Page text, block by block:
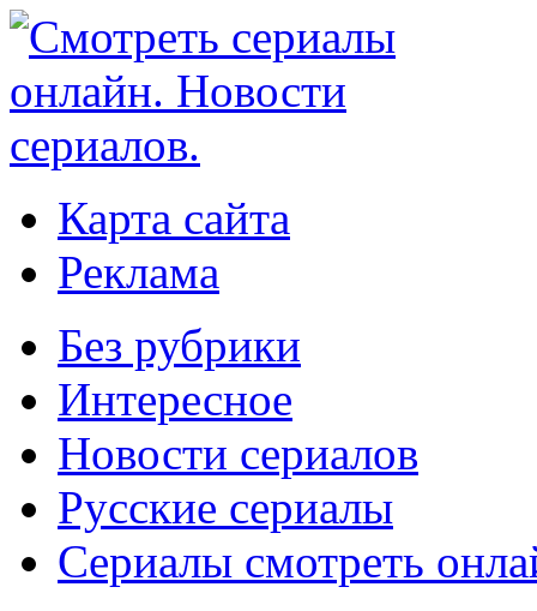
Карта сайта
Реклама
Без рубрики
Интересное
Новости сериалов
Русские сериалы
Сериалы смотреть